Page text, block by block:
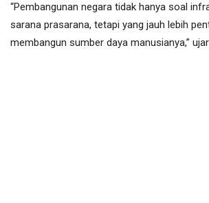
“Pembangunan negara tidak hanya soal
sarana prasarana, tetapi yang jauh lebih
membangun sumber daya manusianya,”